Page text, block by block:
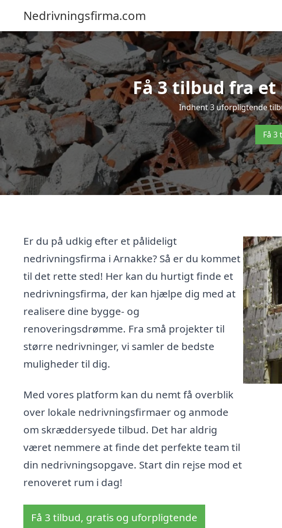
Nedrivningsfirma.com
Få 3 tilbud fra
Indhent 3 uforpligtende
Få
Er du på udkig efter et pålideligt
nedrivningsfirma i Arnakke? Så er du kommet
til det rette sted! Her kan du hurtigt finde et
nedrivningsfirma, der kan hjælpe dig med at
realisere dine bygge- og
renoveringsdrømme. Fra små projekter til
større nedrivninger, vi samler de bedste
muligheder til dig.
Med vores platform kan du nemt få overblik
over lokale nedrivningsfirmaer og anmode
om skræddersyede tilbud. Det har aldrig
været nemmere at finde det perfekte team til
din nedrivningsopgave. Start din rejse mod et
renoveret rum i dag!
Få 3 tilbud, gratis og uforpligtende